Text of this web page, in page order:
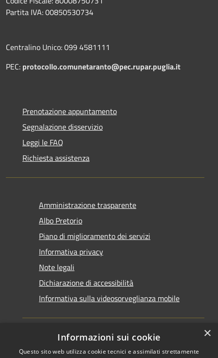
Partita IVA: 00850530734
Centralino Unico: 099 4581111
PEC: protocollo.comunetaranto@pec.rupar.puglia.it
Prenotazione appuntamento
Segnalazione disservizio
Leggi le FAQ
Richiesta assistenza
Amministrazione trasparente
Albo Pretorio
Piano di miglioramento dei servizi
Informativa privacy
Note legali
Dichiarazione di accessibilità
Informativa sulla videosorveglianza mobile
×
Informazioni sui cookie
Questo sito web utilizza cookie tecnici e assimilati strettamente